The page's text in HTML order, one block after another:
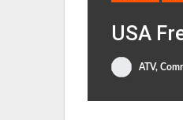
USA
ATV,